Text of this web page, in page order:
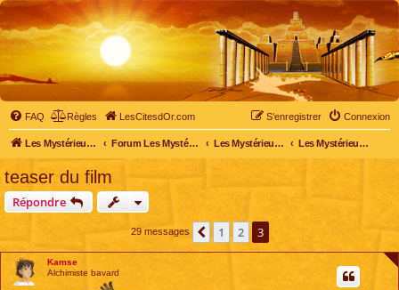
FAQ Règles LesCitesdOr.com Connexion
S’enregistrer
Les Mystérieuses Cités d'Or - LesCitesdOr.com Forum Les Mystérieuses Cités d'Or Les Mystérieuses Cités d'Or Les Mystérieuses Cités d'Or : le film
teaser du film
Répondre
29 messages Précédente
1 2 3
Kamse
Alchimiste bavard